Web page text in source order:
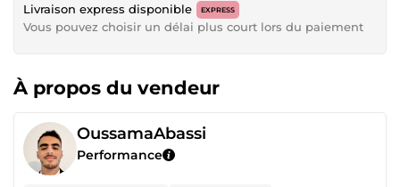
Livraison express disponible EXPRESS
Vous pouvez choisir un délai plus court lors du paiement
À propos du vendeur
OussamaAbassi
Performance